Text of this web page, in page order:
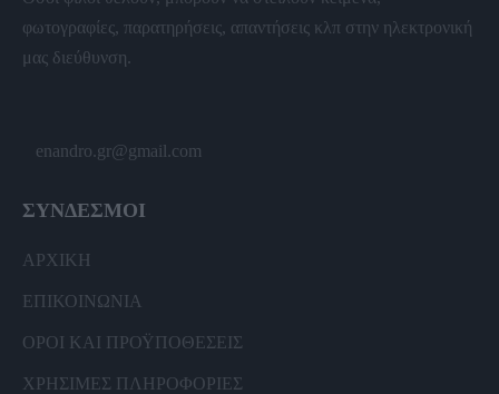
φωτογραφίες, παρατηρήσεις, απαντήσεις κλπ στην ηλεκτρονική
μας διεύθυνση.
enandro.gr@gmail.com
ΣΥΝΔΕΣΜΟΙ
ΑΡΧΙΚΗ
ΕΠΙΚΟΙΝΩΝΙΑ
ΟΡΟΙ ΚΑΙ ΠΡΟΫΠΟΘΕΣΕΙΣ
ΧΡΗΣΙΜΕΣ ΠΛΗΡΟΦΟΡΙΕΣ